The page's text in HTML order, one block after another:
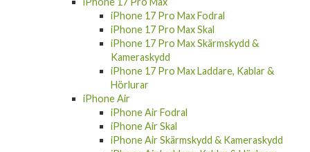
iPhone 17 Pro Fodral
iPhone 17 Pro Skal
iPhone 17 Pro Skärmskydd & Kameraskydd
iPhone 17 Pro Laddare, Kablar & Hörlurar
iPhone 17 Pro Max
iPhone 17 Pro Max Fodral
iPhone 17 Pro Max Skal
iPhone 17 Pro Max Skärmskydd &
Kameraskydd
iPhone 17 Pro Max Laddare, Kablar &
Hörlurar